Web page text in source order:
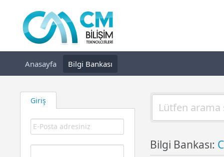
Anasayfa Bilgi Bankası
Giriş
Bilgi Bankası: